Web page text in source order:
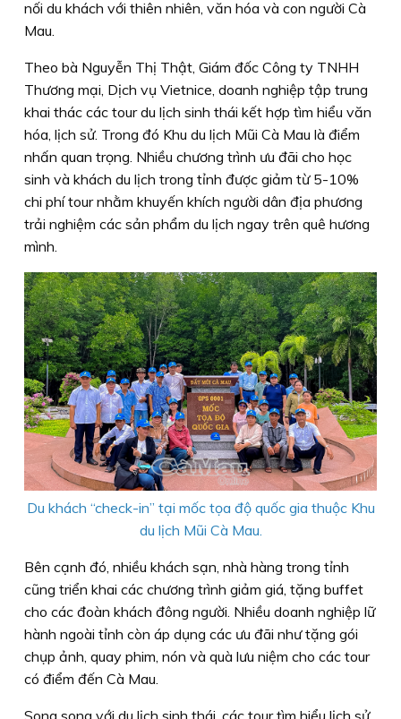
nối du khách với thiên nhiên, văn hóa và con người Cà
Mau.
Theo bà Nguyễn Thị Thật, Giám đốc Công ty TNHH
Thương mại, Dịch vụ Vietnice, doanh nghiệp tập trung
khai thác các tour du lịch sinh thái kết hợp tìm hiểu văn
hóa, lịch sử. Trong đó Khu du lịch Mũi Cà Mau là điểm
nhấn quan trọng. Nhiều chương trình ưu đãi cho học
sinh và khách du lịch trong tỉnh được giảm từ 5-10%
chi phí tour nhằm khuyến khích người dân địa phương
trải nghiệm các sản phẩm du lịch ngay trên quê hương
mình.
Du khách “check-in” tại mốc tọa độ quốc gia thuộc Khu
du lịch Mũi Cà Mau.
Bên cạnh đó, nhiều khách sạn, nhà hàng trong tỉnh
cũng triển khai các chương trình giảm giá, tặng buffet
cho các đoàn khách đông người. Nhiều doanh nghiệp lữ
hành ngoài tỉnh còn áp dụng các ưu đãi như tặng gói
chụp ảnh, quay phim, nón và quà lưu niệm cho các tour
có điểm đến Cà Mau.
Song song với du lịch sinh thái, các tour tìm hiểu lịch sử,